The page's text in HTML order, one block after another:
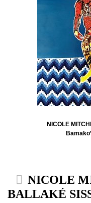
NICOLE
NICOLE
BALLAKÉ